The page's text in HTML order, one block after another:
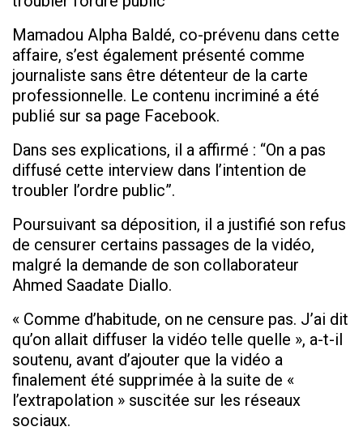
Mamadou Alpha Baldé, co-prévenu dans cette
affaire, s’est également présenté comme
journaliste sans être détenteur de la carte
professionnelle. Le contenu incriminé a été
publié sur sa page Facebook.
Dans ses explications, il a affirmé : “On a pas
diffusé cette interview dans l’intention de
troubler l’ordre public”.
Poursuivant sa déposition, il a justifié son refus
de censurer certains passages de la vidéo,
malgré la demande de son collaborateur
Ahmed Saadate Diallo.
« Comme d’habitude, on ne censure pas. J’ai dit
qu’on allait diffuser la vidéo telle quelle », a-t-il
soutenu, avant d’ajouter que la vidéo a
finalement été supprimée à la suite de «
l’extrapolation » suscitée sur les réseaux
sociaux.